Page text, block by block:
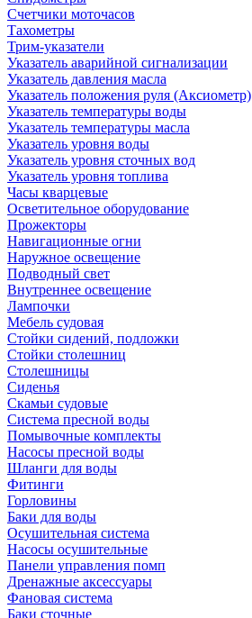
Счетчики моточасов
Тахометры
Трим-указатели
Указатель аварийной сигнализации
Указатель давления масла
Указатель положения руля (Аксиометр)
Указатель температуры воды
Указатель температуры масла
Указатель уровня воды
Указатель уровня сточных вод
Указатель уровня топлива
Часы кварцевые
Осветительное оборудование
Прожекторы
Навигационные огни
Наружное освещение
Подводный свет
Внутреннее освещение
Лампочки
Мебель судовая
Стойки сидений, подложки
Стойки столешниц
Столешницы
Сиденья
Скамьи судовые
Система пресной воды
Помывочные комплекты
Насосы пресной воды
Шланги для воды
Фитинги
Горловины
Баки для воды
Осушительная система
Насосы осушительные
Панели управления помп
Дренажные аксессуары
Фановая система
Баки сточные